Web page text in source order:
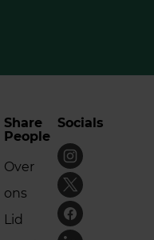
Share
People
Over
ons
Lid
Socials